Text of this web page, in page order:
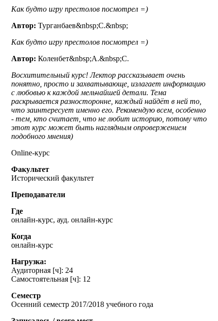
Как будто игру престолов посмотрел =)
Автор: Турганбаев&nbsp;С.&nbsp;
Как будто игру престолов посмотрел =)
Автор: Коленбет&nbsp;А.&nbsp;С.
Восхитительный курс! Лектор рассказывает очень
понятно, просто и захватывающе, излагает информацию
с любовью к каждой мельчайшей детали. Тема
раскрывается разносторонне, каждый найдёт в ней то,
что заинтересует именно его. Рекомендую всем, особенно
- тем, кто считает, что не любит историю, потому что
этот курс может быть наглядным опровержением
подобного мнения)
Online-курс
Факультет
Исторический факультет
Преподаватели
Где
онлайн-курс, ауд. онлайн-курс
Когда
онлайн-курс
Нагрузка:
Аудиторная [ч]: 24
Самостоятельная [ч]: 12
Семестр
Осенний семестр 2017/2018 учебного года